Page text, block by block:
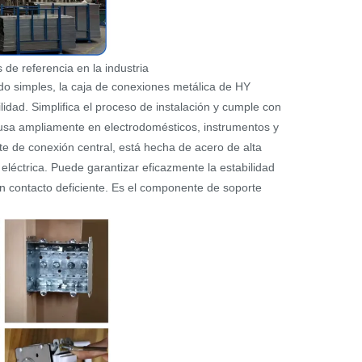
referencia en la industria
simples, la caja de conexiones metálica de HY
Simplifica el proceso de instalación y cumple con
ampliamente en electrodomésticos, instrumentos y
de conexión central, está hecha de acero de alta
Puede garantizar eficazmente la estabilidad
deficiente. Es el componente de soporte